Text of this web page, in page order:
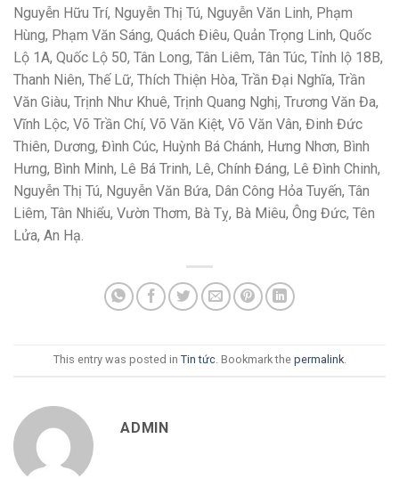
Nguyễn Hữu Trí, Nguyễn Thị Tú, Nguyễn Văn Linh, Phạm
Hùng, Phạm Văn Sáng, Quách Điêu, Quản Trọng Linh, Quốc
Lộ 1A, Quốc Lộ 50, Tân Long, Tân Liêm, Tân Túc, Tỉnh lộ 18B,
Thanh Niên, Thế Lữ, Thích Thiện Hòa, Trần Đại Nghĩa, Trần
Văn Giàu, Trịnh Như Khuê, Trịnh Quang Nghị, Trương Văn Đa,
Vĩnh Lộc, Võ Trần Chí, Võ Văn Kiệt, Võ Văn Vân, Đinh Đức
Thiên, Dương, Đình Cúc, Huỳnh Bá Chánh, Hưng Nhơn, Bình
Hưng, Bình Minh, Lê Bá Trinh, Lê, Chính Đáng, Lê Đình Chinh,
Nguyễn Thị Tú, Nguyễn Văn Bứa, Dân Công Hỏa Tuyến, Tân
Liêm, Tân Nhiểu, Vườn Thơm, Bà Tỵ, Bà Miêu, Ông Đức, Tên
Lửa, An Hạ.
This entry was posted in Tin tức. Bookmark the permalink.
ADMIN